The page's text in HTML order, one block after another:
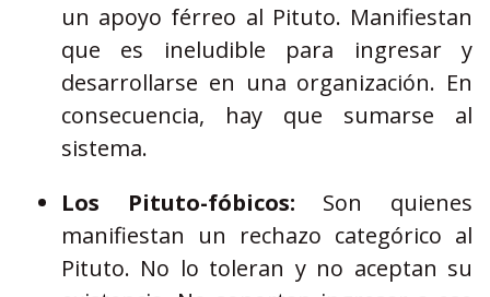
un apoyo férreo al Pituto. Manifiestan
que es ineludible para ingresar y
desarrollarse en una organización. En
consecuencia, hay que sumarse al
sistema.
Los Pituto-fóbicos: Son quienes
manifiestan un rechazo categórico al
Pituto. No lo toleran y no aceptan su